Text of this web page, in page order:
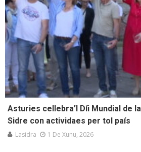
Asturies cellebra’l Díi Mundial de la
Sidre con actividaes per tol país
Lasidra 1 De Xunu, 2026